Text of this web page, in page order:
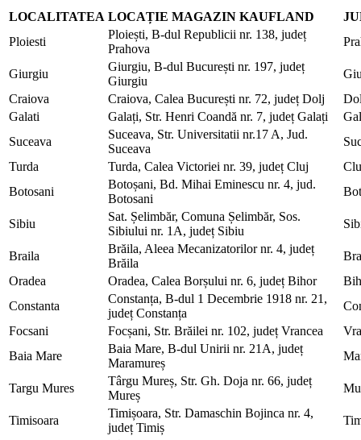
LOCALITATEA LOCAȚIE MAGAZIN KAUFLAND
Ploiesti
Ploiești, B-dul Republicii nr. 138, județ
Prahova
Giurgiu
Giurgiu, B-dul București nr. 197, județ
Giurgiu
Craiova
Craiova, Calea București nr. 72, județ Dolj
Galati
Galați, Str. Henri Coandă nr. 7, județ Galați
Suceava
Suceava, Str. Universitatii nr.17 A, Jud.
Suceava
Turda
Turda, Calea Victoriei nr. 39, județ Cluj
Botosani
Botoșani, Bd. Mihai Eminescu nr. 4, jud.
Botosani
Sibiu
Sat. Șelimbăr, Comuna Șelimbăr, Sos.
Sibiului nr. 1A, județ Sibiu
Braila
Brăila, Aleea Mecanizatorilor nr. 4, județ
Brăila
Oradea
Oradea, Calea Borșului nr. 6, județ Bihor
Constanta
Constanța, B-dul 1 Decembrie 1918 nr. 21,
județ Constanța
Focsani
Focșani, Str. Brăilei nr. 102, județ Vrancea
Baia Mare
Baia Mare, B-dul Unirii nr. 21A, județ
Maramureș
Targu Mures
Târgu Mureș, Str. Gh. Doja nr. 66, județ
Mureș
Timisoara
Timișoara, Str. Damaschin Bojinca nr. 4,
județ Timiș